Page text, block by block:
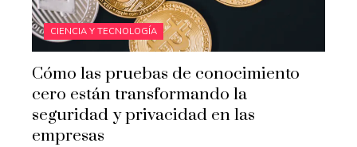
CIENCIA Y TECNOLOGÍA
Cómo las pruebas de conocimiento
cero están transformando la
seguridad y privacidad en las
empresas